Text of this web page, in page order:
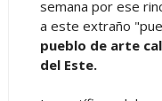
semana por ese
a este extraño
pueblo de arte
del Este.